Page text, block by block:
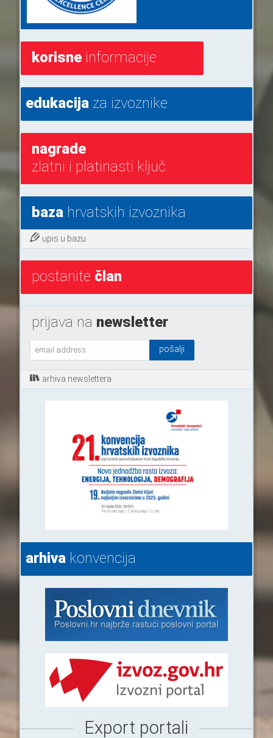
korisneinformacije
edukacijaza izvoznike
nagrade
zlatni i platinasti ključ
bazahrvatskih izvoznika
upis u bazu
postanite član
prijava na newsletter
arhiva newslettera
arhivakonvencija
Export portali